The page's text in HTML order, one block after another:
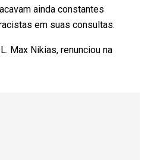
ainda constantes
em suas consultas.
Max Nikias, renunciou na